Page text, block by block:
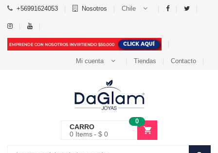
+56991624053 Nosotros Chile
Mi cuenta Tiendas Contacto
CARRO
0
0 Items $ 0